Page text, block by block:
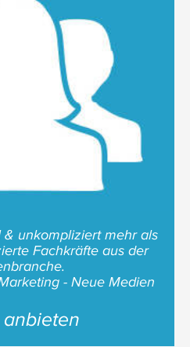
& unkompliziert mehr als
Fachkräfte aus der
- Neue Medien